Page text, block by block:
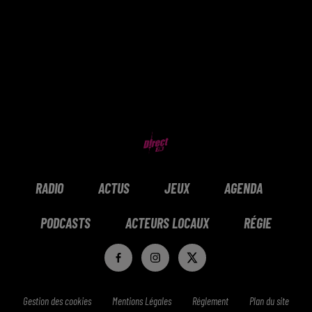
RADIO ACTUS JEUX AGENDA
PODCASTS ACTEURS LOCAUX RÉGIE
Gestion des cookies Mentions Légales Réglement Plan du site